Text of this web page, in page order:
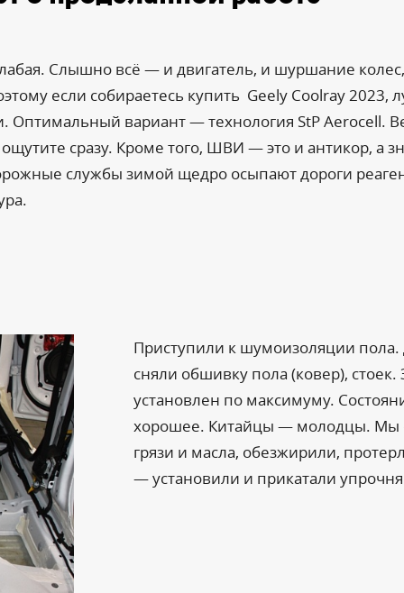
Слышно всё — и двигатель, и шуршание
если собираетесь купить Geely Coolray 2023,
вариант — технология StP Aerocell.
сразу. Кроме того, ШВИ — это и антикор, а
службы зимой щедро осыпают дороги
Приступили к шумоизоляции
сняли обшивку пола (ковер),
установлен по максимуму.
хорошее. Китайцы — молодцы. Мы
грязи и масла, обезжирили,
— установили и прикатали